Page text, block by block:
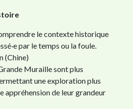
le contexte historique
par le temps ou la foule.
(Chine)
Muraille sont plus
une exploration plus
appréhension de leur grandeur